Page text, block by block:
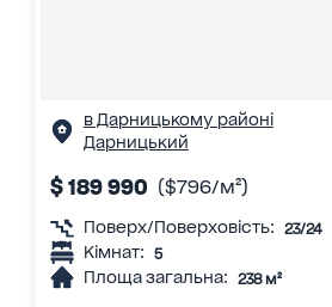
в Дарницькому районі
Дарницький
$ 189 990 ($796/м²)
Поверх/Поверховість: 23/24
Кімнат: 5
Площа загальна: 238 м²